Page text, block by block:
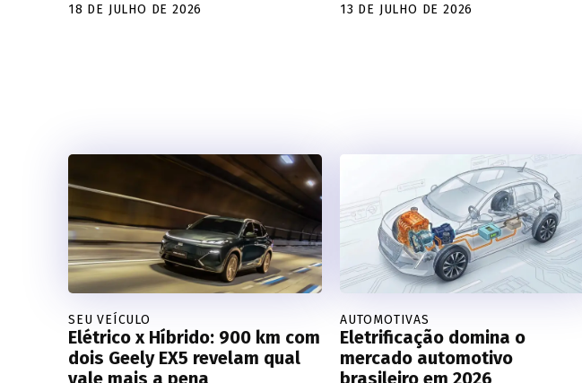
18 DE JULHO DE 2026 13 DE JULHO DE 2026
SEU VEÍCULO
Elétrico x Híbrido: 900 km com
dois Geely EX5 revelam qual
AUTOMOTIVAS
Eletrificação domina o
mercado automotivo